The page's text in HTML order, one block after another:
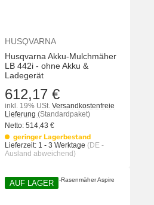
HUSQVARNA
Husqvarna Akku-Mulchmäher
LB 442i - ohne Akku &
Ladegerät
612,17 €
inkl. 19% USt. Versandkostenfreie
Lieferung (Standardpaket)
Netto: 514,43 €
geringer Lagerbestand
Lieferzeit: 1 - 3 Werktage (DE -
Ausland abweichend)
AUF LAGER